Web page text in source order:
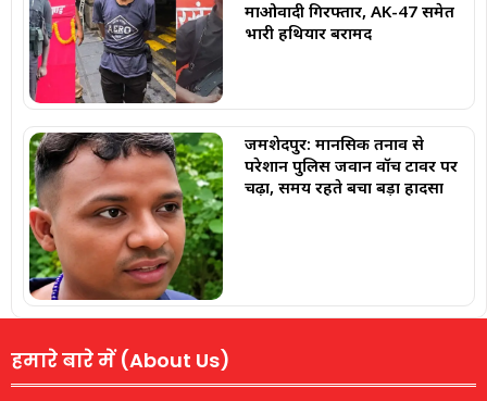
माओवादी गिरफ्तार, AK-47 समेत
भारी हथियार बरामद
जमशेदपुर: मानसिक तनाव से
परेशान पुलिस जवान वॉच टावर पर
चढ़ा, समय रहते बचा बड़ा हादसा
हमारे बारे में (About Us)